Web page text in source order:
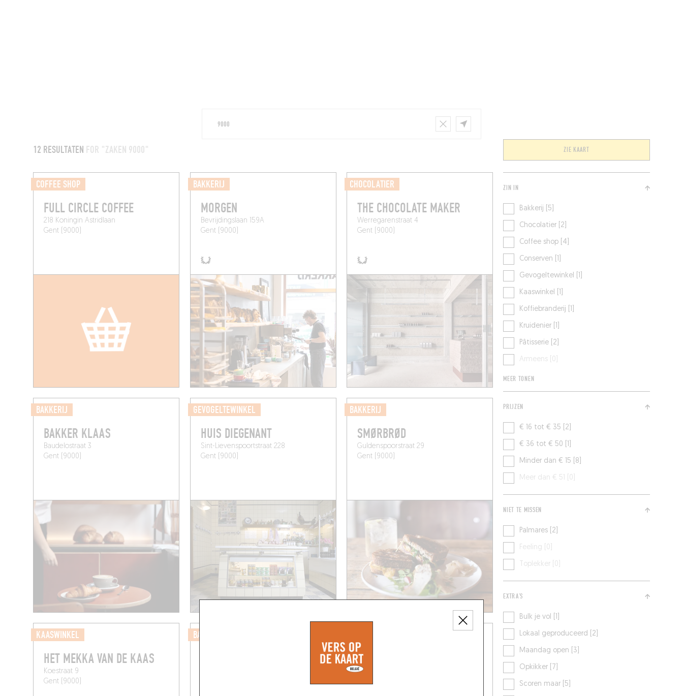
12 RESULTATEN FOR "ZAKEN 9000" ZIE KAART
COFFEE SHOP
FULL CIRCLE COFFEE
218 Koningin Astridlaan
Gent (9000)
BAKKERIJ
MORGEN
Bevrijdingslaan 159A
Gent (9000)
CHOCOLATIER
THE CHOCOLATE MAKER
Werregarenstraat 4
Gent (9000)
BAKKERIJ
BAKKER KLAAS
Baudelostraat 3
Gent (9000)
GEVOGELTEWINKEL
HUIS DIEGENANT
Sint-Lievenspoortstraat 228
Gent (9000)
BAKKERIJ
SMØRBRØD
Guldenspoorstraat 29
Gent (9000)
KAASWINKEL
HET MEKKA VAN DE KAAS
Koestraat 9
Gent (9000)
BAKKERIJ
WAY COFFEE ROASTERS AND
BAKEHOUSE
4E Dok-Noord
ZIN IN
Bakkerij [5]
Chocolatier [2]
Coffee shop [4]
Conserven [1]
Gevogeltewinkel [1]
Kaaswinkel [1]
Koffiebranderij [1]
Kruidenier [1]
Pâtisserie [2]
Armeens [0]
MEER TONEN
PRIJZEN
€ 16 tot € 35 [2]
€ 36 tot € 50 [1]
Minder dan € 15 [8]
Meer dan € 51 [0]
NIET TE MISSEN
Palmares [2]
Feeling [0]
Toplekker [0]
EXTRA'S
Bulk je vol [1]
Lokaal geproduceerd [2]
Maandag open [3]
Opkikker [7]
Scoren maar [5]